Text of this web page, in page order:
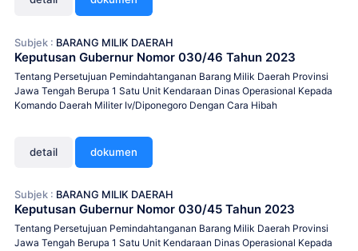
Subjek : BARANG MILIK DAERAH
Keputusan Gubernur Nomor 030/46 Tahun 2023
Tentang Persetujuan Pemindahtanganan Barang Milik Daerah Provinsi
Jawa Tengah Berupa 1 Satu Unit Kendaraan Dinas Operasional Kepada
Komando Daerah Militer Iv/Diponegoro Dengan Cara Hibah
detail dokumen
Subjek : BARANG MILIK DAERAH
Keputusan Gubernur Nomor 030/45 Tahun 2023
Tentang Persetujuan Pemindahtanganan Barang Milik Daerah Provinsi
Jawa Tengah Berupa 1 Satu Unit Kendaraan Dinas Operasional Kepada